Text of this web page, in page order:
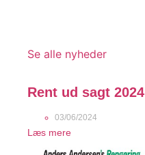
Se alle nyheder
Rent ud sagt 2024
03/06/2024
Læs mere